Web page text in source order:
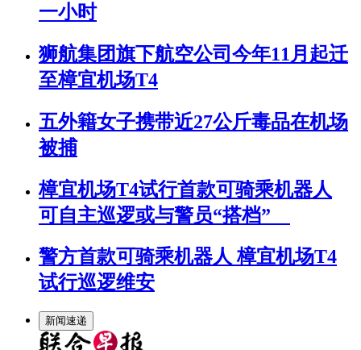
一小时
狮航集团旗下航空公司今年11月起迁
至樟宜机场T4
五外籍女子携带近27公斤毒品在机场
被捕
樟宜机场T4试行首款可骑乘机器人
可自主巡逻或与警员“搭档”
警方首款可骑乘机器人 樟宜机场T4
试行巡逻维安
新闻速递